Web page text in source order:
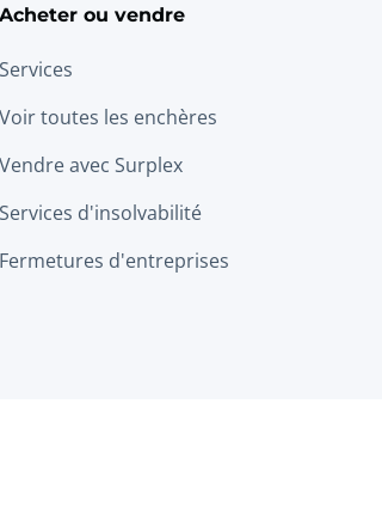
Acheter ou vendre
Services
Voir toutes les enchères
Vendre avec Surplex
Services d'insolvabilité
Fermetures d'entreprises